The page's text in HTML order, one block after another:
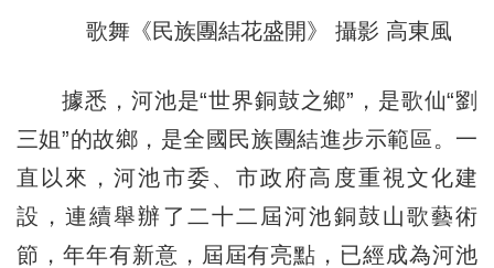
歌舞《民族團結花盛開》 攝影 高東風
據悉，河池是“世界銅鼓之鄉” ，是歌仙“劉
三姐”的故鄉，是全國民族團結進步示範區。一
直以來，河池市委、市政府高度重視文化建
設，連續舉辦了二十二屆河池銅鼓山歌藝術
節，年年有新意，屆屆有亮點，已經成為河池